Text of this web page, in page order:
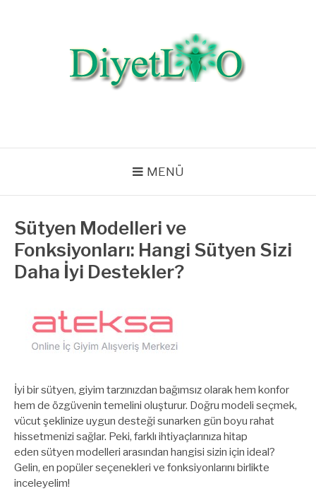
BESLENME VE DIYET
MENÜ
Sütyen Modelleri ve
Fonksiyonları: Hangi Sütyen Sizi
Daha İyi Destekler?
İyi bir sütyen, giyim tarzınızdan bağımsız olarak hem konfor
hem de özgüvenin temelini oluşturur. Doğru modeli seçmek,
vücut şeklinize uygun desteği sunarken gün boyu rahat
hissetmenizi sağlar. Peki, farklı ihtiyaçlarınıza hitap
eden sütyen modelleri arasından hangisi sizin için ideal?
Gelin, en popüler seçenekleri ve fonksiyonlarını birlikte
inceleyelim!